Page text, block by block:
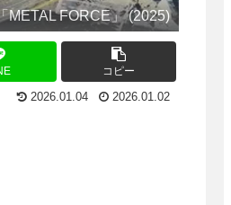
METAL FORCE」 (2025)
コピー
2026.01.04 2026.01.02